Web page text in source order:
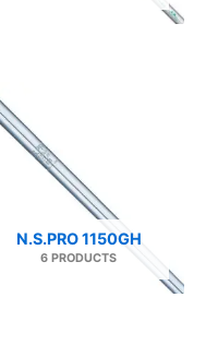
N.S.PRO 1150GH
6 PRODUCTS